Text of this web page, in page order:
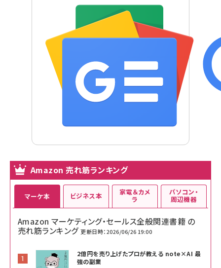
Amazon 売れ筋ランキング
マーケ本
Amazon マーケティング・セールス全般関連書籍 の
売れ筋ランキング 更新日時：2026/06/26 19:00
2億円を売り上げたプロが教える note×AI 最
強の副業
ビジネス本 家電＆カメ
ラ
パソコン・
周辺機器